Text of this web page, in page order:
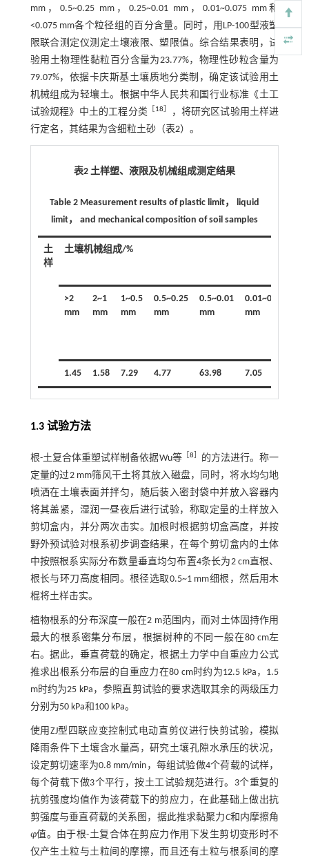
mm，0.5~0.25 mm，0.25~0.01 mm，0.01~0.075 mm和
<0.075 mm各个粒径组的百分含量。同时，用LP-100型液塑
限联合测定仪测定土壤液限、塑限值。综合结果表明，试
验用土物理性黏粒百分含量为23.77%，物理性砂粒含量为
79.07%，依据卡庆斯基土壤质地分类制，确定该试验用土
机械组成为轻壤土。根据中华人民共和国行业标准《土工
试验规程》中土的工程分类
18
，将研究区试验用土样进
行定名，其结果为含细粒土砂（表2）。
表2 土样塑、液限及机械组成测定结果
Table 2 Measurement results of plastic limit， liquid
limit， and mechanical composition of soil samples
土
样
土壤机械组成/%
>2
mm
2~1
mm
1~0.5
mm
0.5~0.25
mm
0.5~0.01
mm
0.01~0.075
mm
1.45 1.58 7.29 4.77 63.98 7.05
1.3 试验方法
根-土复合体重塑试样制备依据Wu等［ 8
的方法进行。称一
定量的过2 mm筛风干土将其放入磁盘，同时，将水均匀地
喷洒在土壤表面并拌匀，随后装入密封袋中并放入容器内
将其盖紧，湿润一昼夜后进行试验，称取定量的土样放入
剪切盒内，并分两次击实。加根时根据剪切盒高度，并按
野外预试验对根系初步调查结果，在每个剪切盒内的土体
中按照根系实际分布数量垂直均匀布置4条长为2 cm直根、
根长与环刀高度相同。根径选取0.5~1 mm细根，然后用木
棍将土样击实。
植物根系的分布深度一般在2 m范围内，而对土体固持作用
最大的根系密集分布层，根据树种的不同一般在80 cm左
右。据此，垂直荷载的确定，根据土力学中自重应力公式
推求出根系分布层的自重应力在80 cm时约为12.5 kPa，1.5
m时约为25 kPa，参照直剪试验的要求选取其余的两级压力
分别为50 kPa和100 kPa。
使用ZJ型四联应变控制式电动直剪仪进行快剪试验，模拟
降雨条件下土壤含水量高，研究土壤孔隙水承压的状况，
设定剪切速率为0.8 mm/min，每组试验做4个荷载的试样，
每个荷载下做3个平行，按土工试验规范进行。3个重复的
抗剪强度均值作为该荷载下的剪应力，在此基础上做出抗
剪强度与垂直荷载的关系图，据此推求黏聚力C和内摩擦角
ɸ值。由于根-土复合体在剪应力作用下发生剪切变形时不
仅产生土粒与土粒间的摩擦，而且还有土粒与根系间的摩